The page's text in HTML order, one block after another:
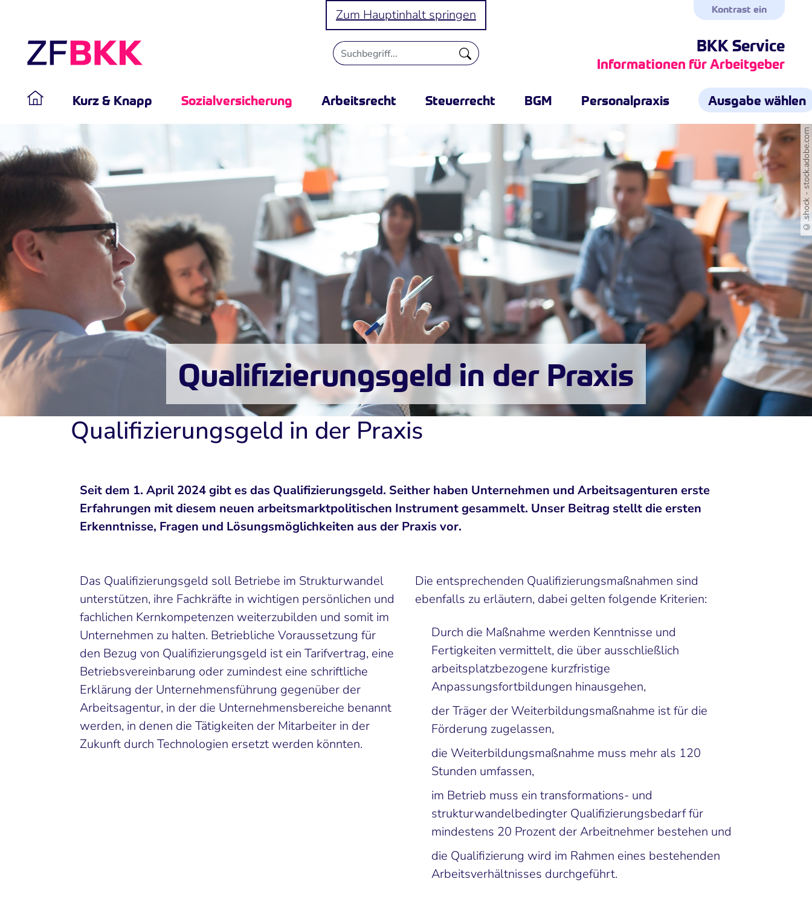
Zum Hauptinhalt springen Kontrast ein
BKK Service
Informationen für Arbeitgeber
Kurz & Knapp Sozialversicherung Arbeitsrecht Steuerrecht BGM Personalpraxis Ausgabe wählen
©.shock - stock.adobe.com
Qualifizierungsgeld in der Praxis
Qualifizierungsgeld in der Praxis
Seit dem 1. April 2024 gibt es das Qualifizierungsgeld. Seither haben Unternehmen und Arbeitsagenturen erste
Erfahrungen mit diesem neuen arbeitsmarktpolitischen Instrument gesammelt. Unser Beitrag stellt die ersten
Erkenntnisse, Fragen und Lösungsmöglichkeiten aus der Praxis vor.
Das Qualifizierungsgeld soll Betriebe im Strukturwandel
unterstützen, ihre Fachkräfte in wichtigen persönlichen und
fachlichen Kernkompetenzen weiterzubilden und somit im
Unternehmen zu halten. Betriebliche Voraussetzung für
den Bezug von Qualifizierungsgeld ist ein Tarifvertrag, eine
Betriebsvereinbarung oder zumindest eine schriftliche
Erklärung der Unternehmensführung gegenüber der
Arbeitsagentur, in der die Unternehmensbereiche benannt
werden, in denen die Tätigkeiten der Mitarbeiter in der
Zukunft durch Technologien ersetzt werden könnten.
Die entsprechenden Qualifizierungsmaßnahmen sind
ebenfalls zu erläutern, dabei gelten folgende Kriterien:
Durch die Maßnahme werden Kenntnisse und
Fertigkeiten vermittelt, die über ausschließlich
arbeitsplatzbezogene kurzfristige
Anpassungsfortbildungen hinausgehen,
der Träger der Weiterbildungsmaßnahme ist für die
Förderung zugelassen,
die Weiterbildungsmaßnahme muss mehr als 120
Stunden umfassen,
im Betrieb muss ein transformations- und
strukturwandelbedingter Qualifizierungsbedarf für
mindestens 20 Prozent der Arbeitnehmer bestehen und
die Qualifizierung wird im Rahmen eines bestehenden
Arbeitsverhältnisses durchgeführt.